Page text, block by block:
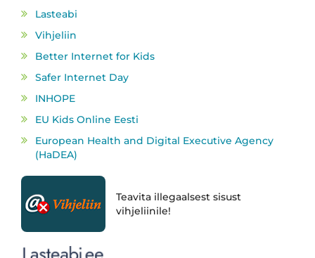
Lasteabi
Vihjeliin
Better Internet for Kids
Safer Internet Day
INHOPE
EU Kids Online Eesti
European Health and Digital Executive Agency
(HaDEA)
Teavita illegaalsest sisust
vihjeliinile!